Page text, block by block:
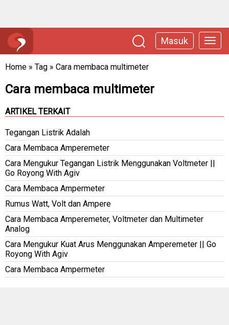
Masuk
Home » Tag » Cara membaca multimeter
Cara membaca multimeter
ARTIKEL TERKAIT
Tegangan Listrik Adalah
Cara Membaca Amperemeter
Cara Mengukur Tegangan Listrik Menggunakan Voltmeter ||
Go Royong With Agiv
Cara Membaca Ampermeter
Rumus Watt, Volt dan Ampere
Cara Membaca Amperemeter, Voltmeter dan Multimeter
Analog
Cara Mengukur Kuat Arus Menggunakan Amperemeter || Go
Royong With Agiv
Cara Membaca Ampermeter